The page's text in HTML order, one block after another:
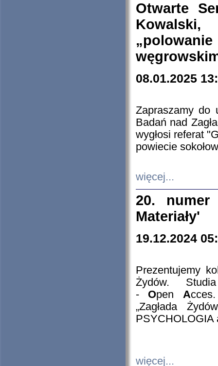
Otwarte
08.01.2025
Zapraszamy do
Badań nad
wygłosi referat
powiecie
więcej...
20. numer
Materiały'
19.12.2024
Prezentujemy
Żydów.
- Open A
„Zagłada
PSYCHOLOGIA
więcej...